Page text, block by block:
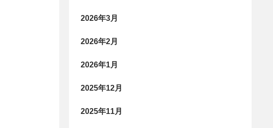
2026年3月
2026年2月
2026年1月
2025年12月
2025年11月